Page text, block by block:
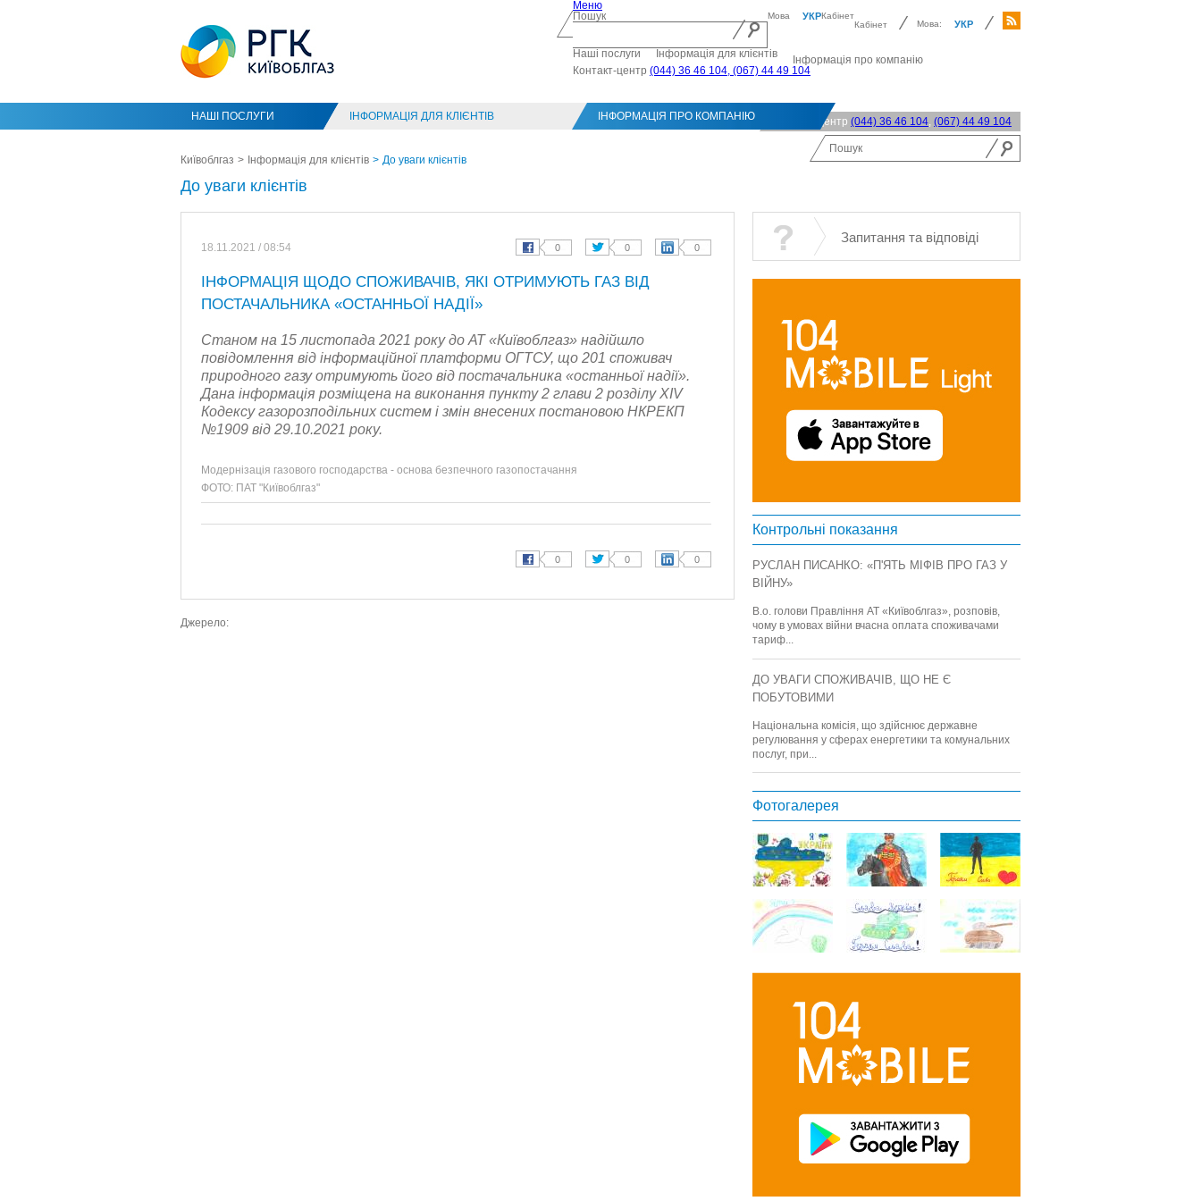
Меню
Кабінет Мова: УКР
Кабінет
Мова УКР
Пошук
Наші послуги Інформація для клієнтів
Інформація про компанію
Контакт-центр (044) 36 46 104, (067) 44 49 104
Контакт-центр (044) 36 46 104, (067) 44 49 104
НАШІ ПОСЛУГИ ІНФОРМАЦІЯ ДЛЯ КЛІЄНТІВ ІНФОРМАЦІЯ ПРО КОМПАНІЮ
Київоблгаз Інформація для клієнтів До уваги клієнтів
До уваги клієнтів
18.11.2021 / 08:54
ІНФОРМАЦІЯ ЩОДО СПОЖИВАЧІВ, ЯКІ ОТРИМУЮТЬ ГАЗ ВІД
ПОСТАЧАЛЬНИКА «ОСТАННЬОЇ НАДІЇ»
Станом на 15 листопада 2021 року до АТ «Київоблгаз» надійшло
повідомлення від інформаційної платформи ОГТСУ, що 201 споживач
природного газу отримують його від постачальника «останньої надії».
Дана інформація розміщена на виконання пункту 2 глави 2 розділу ХІV
Кодексу газорозподільних систем і змін внесених постановою НКРЕКП
№1909 від 29.10.2021 року.
Модернізація газового господарства - основа безпечного газопостачання
ФОТО: ПАТ "Київоблгаз"
Джерело:
Запитання та відповіді
Контрольні показання
РУСЛАН ПИСАНКО: «П'ЯТЬ МІФІВ ПРО ГАЗ У
ВІЙНУ»
В.о. голови Правління АТ «Київоблгаз», розповів,
чому в умовах війни вчасна оплата споживачами
тариф...
ДО УВАГИ СПОЖИВАЧІВ, ЩО НЕ Є
ПОБУТОВИМИ
Національна комісія, що здійснює державне
регулювання у сферах енергетики та комунальних
послуг, при...
Фотогалерея